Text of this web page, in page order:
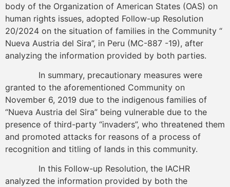
body of the Organization of American States (OAS) on
human rights issues, adopted Follow-up Resolution
20/2024 on the situation of families in the Community “
Nueva Austria del Sira”, in Peru (MC-887 -19), after
analyzing the information provided by both parties.
In summary, precautionary measures were
granted to the aforementioned Community on
November 6, 2019 due to the indigenous families of
“Nueva Austria del Sira” being vulnerable due to the
presence of third-party “invaders”, who threatened them
and promoted attacks for reasons of a process of
recognition and titling of lands in this community.
In this Follow-up Resolution, the IACHR
analyzed the information provided by both the